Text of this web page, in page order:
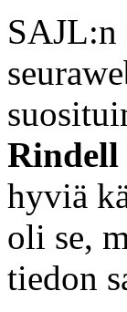
SAJL:n
Rindell
hyviä
oli se,
tiedon